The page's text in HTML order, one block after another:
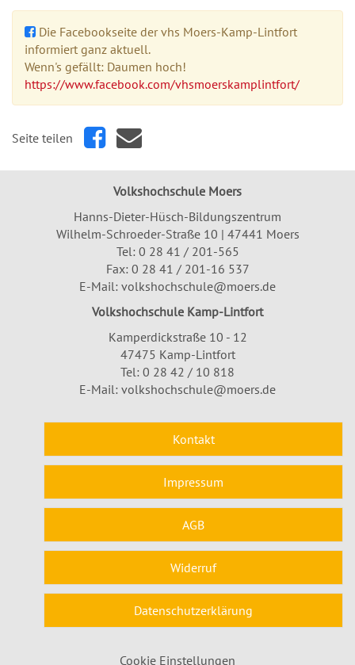
Die Facebookseite der vhs Moers-Kamp-Lintfort
informiert ganz aktuell.
Wenn's gefällt: Daumen hoch!
https://www.facebook.com/vhsmoerskamplintfort/
Seite teilen
Volkshochschule Moers
Hanns-Dieter-Hüsch-Bildungszentrum
Wilhelm-Schroeder-Straße 10 | 47441 Moers
Tel: 0 28 41 / 201-565
Fax: 0 28 41 / 201-16 537
E-Mail: volkshochschule@moers.de
Volkshochschule Kamp-Lintfort
Kamperdickstraße 10 - 12
47475 Kamp-Lintfort
Tel: 0 28 42 / 10 818
E-Mail: volkshochschule@moers.de
Kontakt
Impressum
AGB
Widerruf
Datenschutzerklärung
Cookie Einstellungen